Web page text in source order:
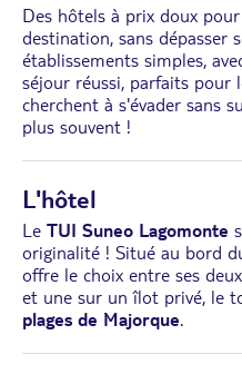
Des hôtels à prix doux
destination, sans dépasser
établissements simples,
séjour réussi, parfaits pour
cherchent à s'évader sans
plus souvent !
L'hôtel
Le TUI Suneo Lagomonte
originalité ! Situé au bord
offre le choix entre ses
et une sur un îlot privé, le
plages de Majorque.